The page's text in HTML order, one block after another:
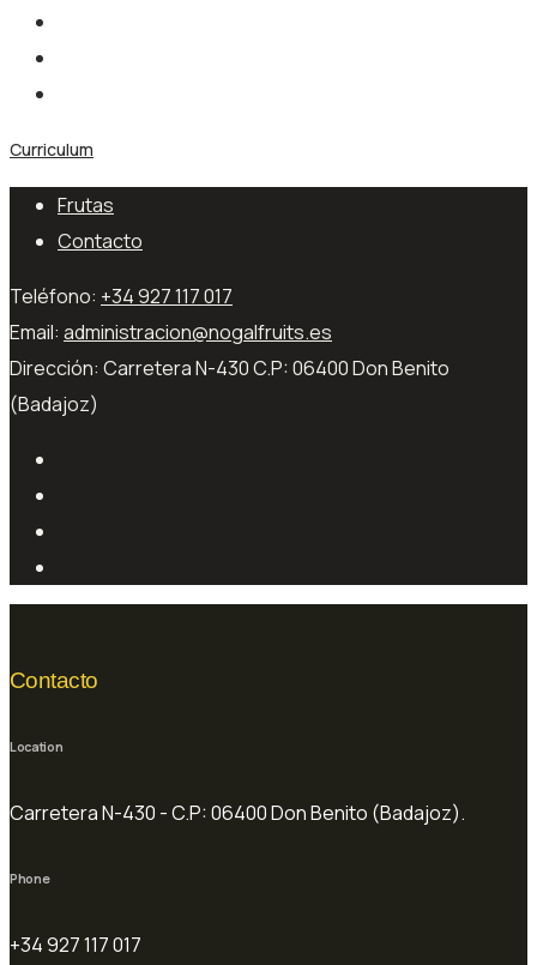
Curriculum
Frutas
Contacto
Teléfono: +34 927 117 017
Email: administracion@nogalfruits.es
Dirección: Carretera N-430 C.P: 06400 Don Benito
(Badajoz)
Contacto
Location
Carretera N-430 - C.P: 06400 Don Benito (Badajoz).
Phone
+34 927 117 017